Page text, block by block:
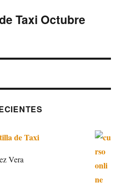
Taxi Octubre
de Taxi
Vera